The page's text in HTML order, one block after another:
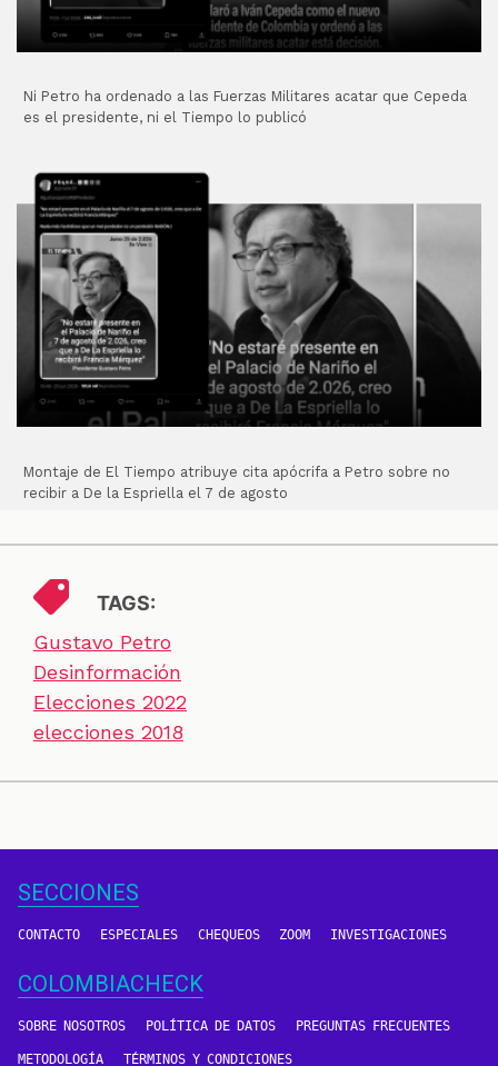
Ni Petro ha ordenado a las Fuerzas Militares acatar que Cepeda
es el presidente, ni el Tiempo lo publicó
Montaje de El Tiempo atribuye cita apócrifa a Petro sobre no
recibir a De la Espriella el 7 de agosto
TAGS:
Gustavo Petro
Desinformación
Elecciones 2022
elecciones 2018
SECCIONES
CONTACTO ESPECIALES CHEQUEOS ZOOM INVESTIGACIONES
COLOMBIACHECK
SOBRE NOSOTROS POLÍTICA DE DATOS PREGUNTAS FRECUENTES
METODOLOGÍA TÉRMINOS Y CONDICIONES